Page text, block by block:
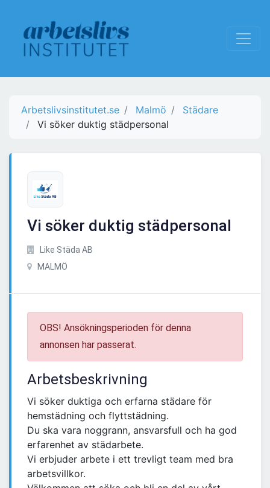
Arbetslivsinstitutet.se Malmö
Städare
Vi söker duktig städpersonal
Vi söker duktig städpersonal
Like Städa AB
MALMÖ
OBS! Ansökningsperioden för denna
annonsen har passerat.
Arbetsbeskrivning
Vi söker duktiga och erfarna städare för
hemstädning och flyttstädning.
Du ska vara noggrann, ansvarsfull och ha god
erfarenhet av städarbete.
Vi erbjuder arbete i ett trevligt team med bra
arbetsvillkor.